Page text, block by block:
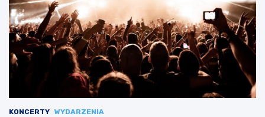
KONCERTY WYDARZENIA